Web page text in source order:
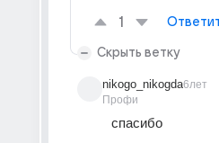
1
Скрыть ветку
nikogo_nikogda
Профи
6лет
спасибо